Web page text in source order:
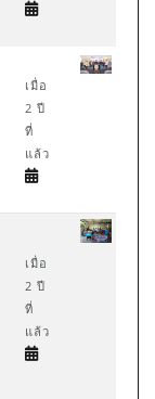
เมื่อ
2 ปี
ที่
แล้ว
เมื่อ
2 ปี
ที่
แล้ว